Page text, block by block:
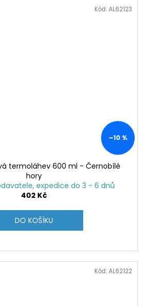
–10 %
termoláhev 600 ml - Černobílé
hory
expedice do 3 - 6 dnů
402 Kč
DO KOŠÍKU
Kód: AL62123
Kód: AL62122